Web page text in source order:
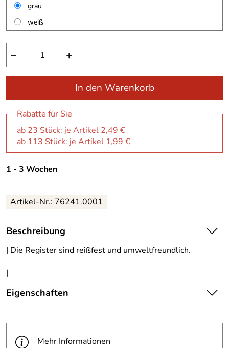
grau
weiß
− +
In den Warenkorb
Rabatte für Sie
ab 23 Stück: je Artikel 2,49 €
ab 113 Stück: je Artikel 1,99 €
1 - 3 Wochen
Artikel-Nr.: 76241.0001
Beschreibung
| Die Register sind reißfest und umweltfreundlich.
|
Eigenschaften
Hinweis
stellt keine verbindliche
Mehr Informationen